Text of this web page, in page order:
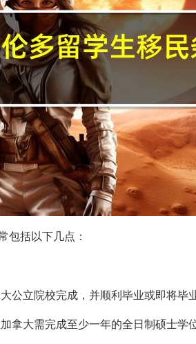
包括以下几点：
公立院校完成，并顺利毕业或即将毕业
拿大需完成至少一年的全日制硕士学